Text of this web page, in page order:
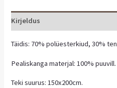
Kirjeldus
Täidis: 70% polüesterkiud, 30%
Pealiskanga materjal: 100% puuvill.
Teki suurus: 150x200cm.